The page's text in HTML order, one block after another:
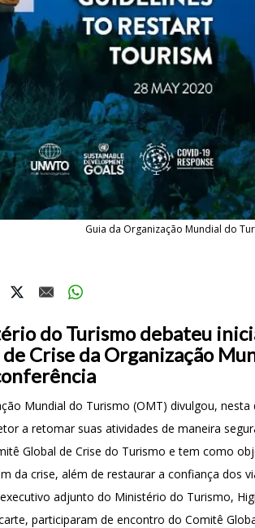
Guia da Organização Mundial do
do Turismo debateu
Crise da Organização
Mundial do Turismo (OMT) divulgou,
a retomar suas atividades de maneira
Global de Crise do Turismo e tem como
da crise, além de restaurar a confiança dos
adjunto do Ministério do Turismo,
participaram de encontro do Comitê